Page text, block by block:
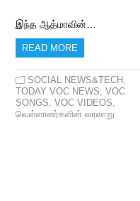
இந்த ஆத்மாவின்…
READ MORE
SOCIAL NEWS&TECH ,
TODAY VOC NEWS,VOC
SONGS,VOC VIDEOS,
வெள்ளாளர்களின் வரலாறு